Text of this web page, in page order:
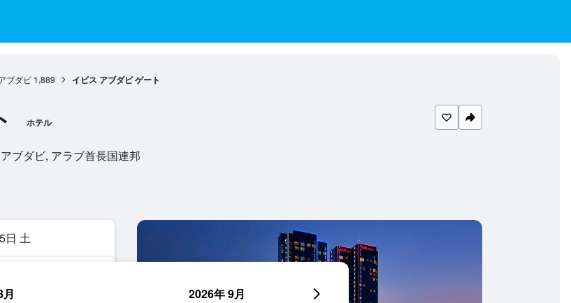
ブダビ 1,889 イビス アブダビ ゲート
ホテル
ブダビ, アラブ首長国連邦
日 土
2026年 9月